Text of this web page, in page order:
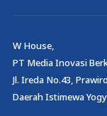
W House,
PT Media Inovasi
Jl. Ireda No.43,
Daerah Istimewa